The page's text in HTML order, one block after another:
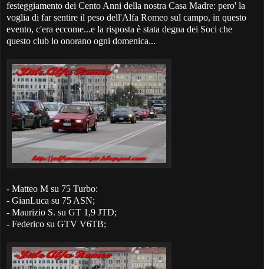
festeggiamento dei Cento Anni della nostra Casa Madre: pero' la
voglia di far sentire il peso dell'Alfa Romeo sul campo, in questo
evento, c'era eccome...e la risposta è stata degna dei Soci che
questo club lo onorano ogni domenica...
- Matteo M su 75 Turbo:
- GianLuca su 75 ASN;
- Maurizio S. su GT 1,9 JTD;
- Federico su GTV V6TB;